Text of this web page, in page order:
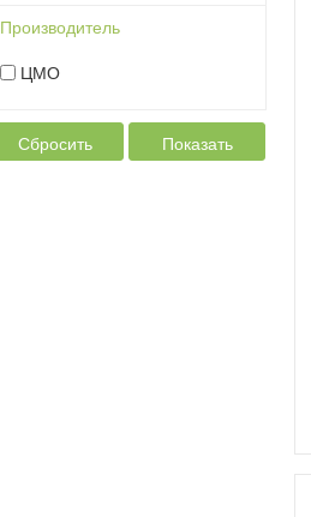
Производитель
ЦМО
Сбросить Показать